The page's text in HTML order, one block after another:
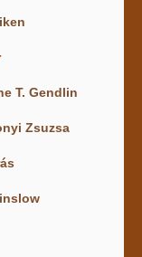
T. Gendlin
Zsuzsa